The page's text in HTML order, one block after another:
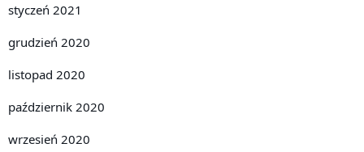
styczeń 2021
grudzień 2020
listopad 2020
październik 2020
wrzesień 2020